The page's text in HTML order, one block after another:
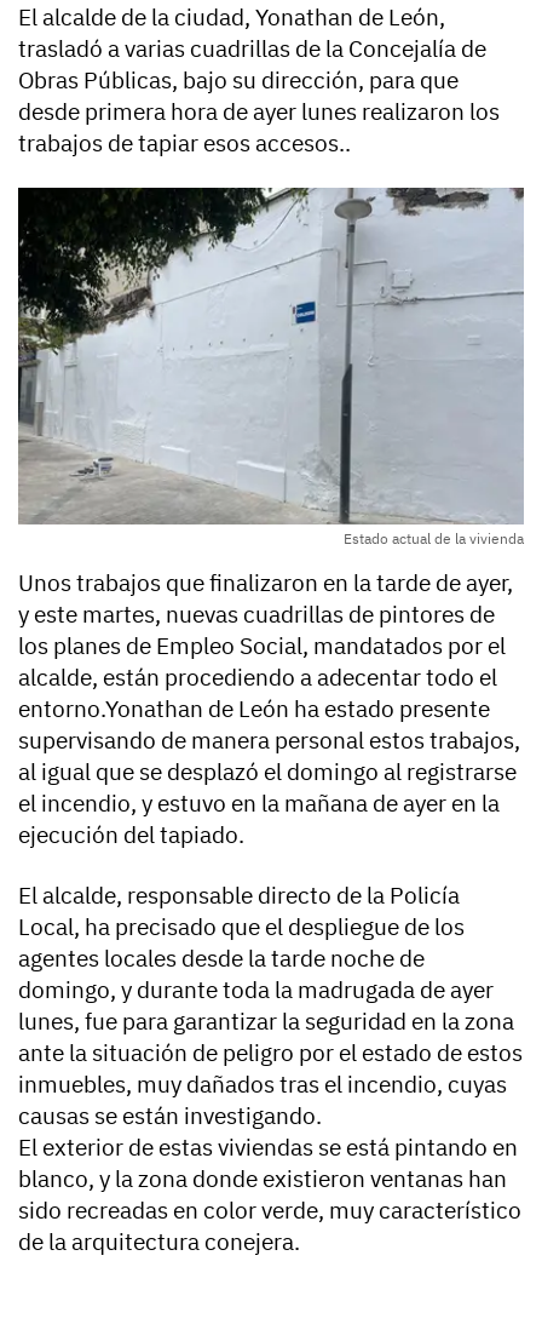
El alcalde de la ciudad, Yonathan de León,
trasladó a varias cuadrillas de la Concejalía de
Obras Públicas, bajo su dirección, para que
desde primera hora de ayer lunes realizaron los
trabajos de tapiar esos accesos..
Estado actual de la vivienda
Unos trabajos que finalizaron en la tarde de ayer,
y este martes, nuevas cuadrillas de pintores de
los planes de Empleo Social, mandatados por el
alcalde, están procediendo a adecentar todo el
entorno.Yonathan de León ha estado presente
supervisando de manera personal estos trabajos,
al igual que se desplazó el domingo al registrarse
el incendio, y estuvo en la mañana de ayer en la
ejecución del tapiado.
El alcalde, responsable directo de la Policía
Local, ha precisado que el despliegue de los
agentes locales desde la tarde noche de
domingo, y durante toda la madrugada de ayer
lunes, fue para garantizar la seguridad en la zona
ante la situación de peligro por el estado de estos
inmuebles, muy dañados tras el incendio, cuyas
causas se están investigando.
El exterior de estas viviendas se está pintando en
blanco, y la zona donde existieron ventanas han
sido recreadas en color verde, muy característico
de la arquitectura conejera.